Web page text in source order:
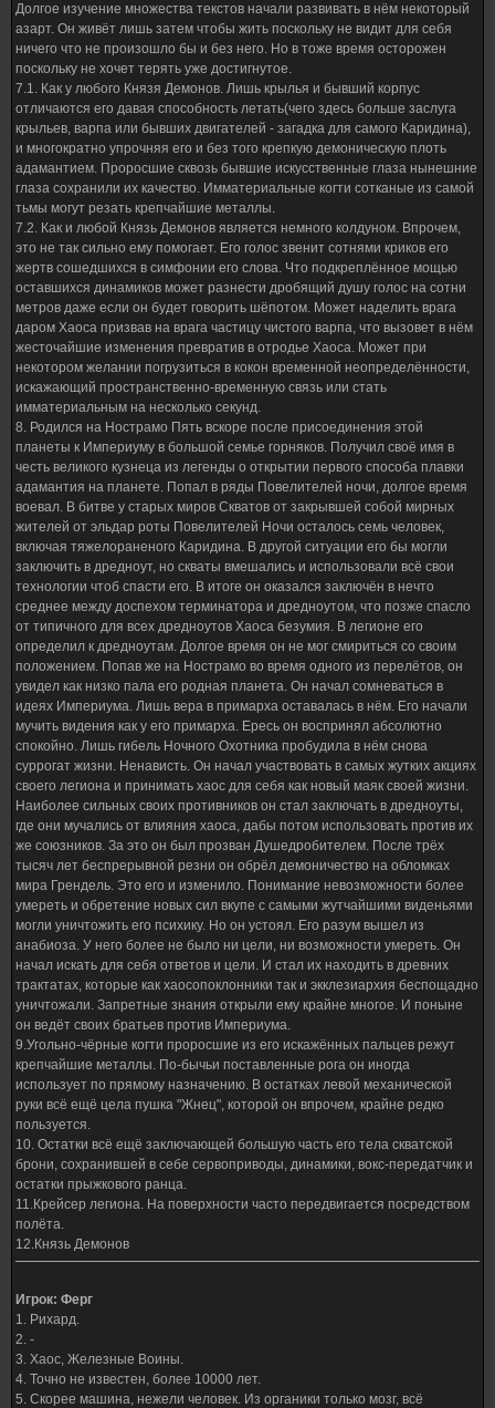
Долгое изучение множества текстов начали развивать в нём некоторый
азарт. Он живёт лишь затем чтобы жить поскольку не видит для себя
ничего что не произошло бы и без него. Но в тоже время осторожен
поскольку не хочет терять уже достигнутое.
7.1. Как у любого Князя Демонов. Лишь крылья и бывший корпус
отличаются его давая способность летать(чего здесь больше заслуга
крыльев, варпа или бывших двигателей - загадка для самого Каридина),
и многократно упрочняя его и без того крепкую демоническую плоть
адамантием. Проросшие сквозь бывшие искусственные глаза нынешние
глаза сохранили их качество. Имматериальные когти сотканые из самой
тьмы могут резать крепчайшие металлы.
7.2. Как и любой Князь Демонов является немного колдуном. Впрочем,
это не так сильно ему помогает. Его голос звенит сотнями криков его
жертв сошедшихся в симфонии его слова. Что подкреплённое мощью
оставшихся динамиков может разнести дробящий душу голос на сотни
метров даже если он будет говорить шёпотом. Может наделить врага
даром Хаоса призвав на врага частицу чистого варпа, что вызовет в нём
жесточайшие изменения превратив в отродье Хаоса. Может при
некотором желании погрузиться в кокон временной неопределённости,
искажающий пространственно-временную связь или стать
имматериальным на несколько секунд.
8. Родился на Нострамо Пять вскоре после присоединения этой
планеты к Империуму в большой семье горняков. Получил своё имя в
честь великого кузнеца из легенды о открытии первого способа плавки
адамантия на планете. Попал в ряды Повелителей ночи, долгое время
воевал. В битве у старых миров Скватов от закрывшей собой мирных
жителей от эльдар роты Повелителей Ночи осталось семь человек,
включая тяжелораненого Каридина. В другой ситуации его бы могли
заключить в дредноут, но скваты вмешались и использовали всё свои
технологии чтоб спасти его. В итоге он оказался заключён в нечто
среднее между доспехом терминатора и дредноутом, что позже спасло
от типичного для всех дредноутов Хаоса безумия. В легионе его
определил к дредноутам. Долгое время он не мог смириться со своим
положением. Попав же на Нострамо во время одного из перелётов, он
увидел как низко пала его родная планета. Он начал сомневаться в
идеях Империума. Лишь вера в примарха оставалась в нём. Его начали
мучить видения как у его примарха. Ересь он воспринял абсолютно
спокойно. Лишь гибель Ночного Охотника пробудила в нём снова
суррогат жизни. Ненависть. Он начал участвовать в самых жутких акциях
своего легиона и принимать хаос для себя как новый маяк своей жизни.
Наиболее сильных своих противников он стал заключать в дредноуты,
где они мучались от влияния хаоса, дабы потом использовать против их
же союзников. За это он был прозван Душедробителем. После трёх
тысяч лет беспрерывной резни он обрёл демоничество на обломках
мира Грендель. Это его и изменило. Понимание невозможности более
умереть и обретение новых сил вкупе с самыми жутчайшими виденьями
могли уничтожить его психику. Но он устоял. Его разум вышел из
анабиоза. У него более не было ни цели, ни возможности умереть. Он
начал искать для себя ответов и цели. И стал их находить в древних
трактатах, которые как хаосопоклонники так и экклезиархия беспощадно
уничтожали. Запретные знания открыли ему крайне многое. И поныне
он ведёт своих братьев против Империума.
9.Угольно-чёрные когти проросшие из его искажённых пальцев режут
крепчайшие металлы. По-бычьи поставленные рога он иногда
использует по прямому назначению. В остатках левой механической
руки всё ещё цела пушка "Жнец", которой он впрочем, крайне редко
пользуется.
10. Остатки всё ещё заключающей большую часть его тела скватской
брони, сохранившей в себе сервоприводы, динамики, вокс-передатчик и
остатки прыжкового ранца.
11.Крейсер легиона. На поверхности часто передвигается посредством
полёта.
12.Князь Демонов
Игрок: Ферг
1. Рихард.
2. -
3. Хаос, Железные Воины.
4. Точно не известен, более 10000 лет.
5. Скорее машина, нежели человек. Из органики только мозг, всё